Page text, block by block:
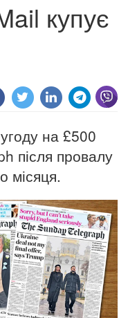
купує
на £500
після провалу
місяця.